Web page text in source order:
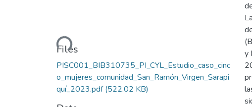
Loading...
Files
PISC001_BIB310735_PI_CYL_Estudio_caso_cinc
o_mujeres_comunidad_San_Ramón_Virgen_Sarapi
quí_2023.pdf(522.02 KB)
y